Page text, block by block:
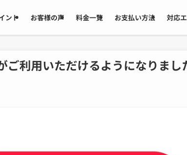
ント お客様の声 料金一覧 お支払い方法 対応
ご利用いただけるようになりまし